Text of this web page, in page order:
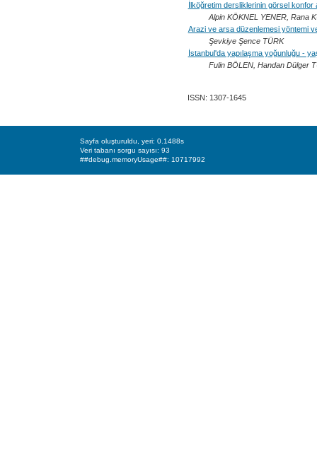
İlköğretim dersliklerinin görsel
Alpin KÖKNEL YENER, Rana
Arazi ve arsa düzenlemesi yöntemi
Şevkiye Şence TÜRK
İstanbul'da yapılaşma yoğunluğu -
Fulin BÖLEN, Handan Dülger
ISSN: 1307-1645
Sayfa oluşturuldu, yeri: 0.1488s
Veri tabanı sorgu sayısı: 93
##debug.memoryUsage##: 10717992